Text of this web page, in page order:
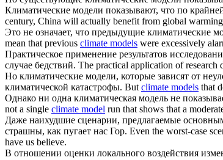
Климатические модели показывают, что по
century, China will actually benefit from global
Это не означает, что предыдущие климатические
mean that previous climate models were excessively
Практическое применение результатов
случае бедствий. The practical application of research
Но климатические модели, которые зависят от
климатической катастрофы. But climate models that
Однако ни одна климатическая модель не
not a single climate model run that shows that a
Даже наихудшие сценарии, предлагаемые
страшны, как пугает нас Гор. Even the worst-case
have us believe.
В отношении оценки локального воздействия